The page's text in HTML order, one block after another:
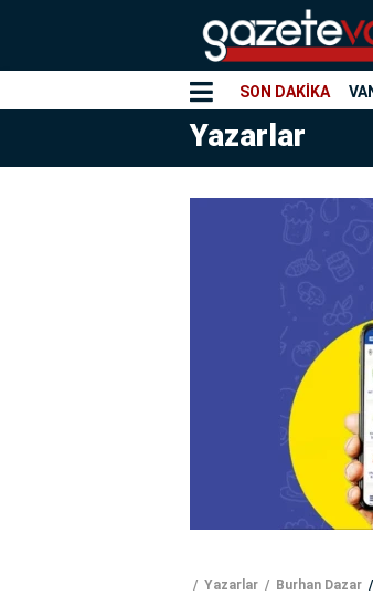
SON DAKİKA
Yazarlar
Yazarlar Burhan Dazar